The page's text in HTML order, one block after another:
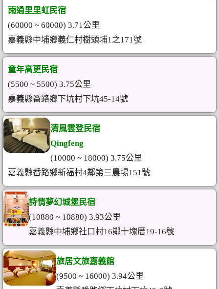
雨過里里虹民宿
(60000 ~ 60000) 3.71公里
嘉義縣中埔鄉義仁村樹頭埔1之171號
童年高更民宿
(5500 ~ 5500) 3.75公里
嘉義縣番路鄉下坑村下坑45-14號
清風雲登民宿
Qingfeng
(10000 ~ 18000) 3.75公里
嘉義縣番路鄉新福村4鄰第三農場151號
詩情夢幻城堡民宿
(10880 ~ 10880) 3.93公里
嘉義縣中埔鄉社口村16鄰十塊厝19-16號
旅居文旅嘉義館
(9500 ~ 16000) 3.94公里